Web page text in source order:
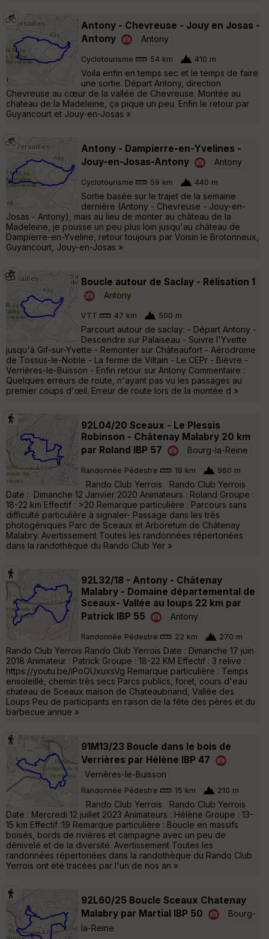
Antony - Chevreuse - Jouy en Josas -
Antony
Antony
Cyclotourisme 54 km 410 m
Voila enfin en temps sec et le temps de faire
une sortie. Départ Antony, direction
Chevreuse au cœur de la vallée de Chevreuse. Montée au
chateau de la Madeleine, ça pique un peu. Enfin le retour par
Guyancourt et Jouy-en-Josas »
Antony - Dampierre-en-Yvelines -
Jouy-en-Josas-Antony
Antony
Cyclotourisme 59 km 440 m
Sortie basée sur le trajet de la semaine
dernière (Antony - Chevreuse - Jouy-en-
Josas - Antony), mais au lieu de monter au château de la
Madeleine, je pousse un peu plus loin jusqu'au château de
Dampierre-en-Yveline, retour toujours par Voisin le Brotonneux,
Guyancourt, Jouy-en-Josas »
Boucle autour de Saclay - Rélisation 1
Antony
VTT 47 km 500 m
Parcourt autour de saclay: - Départ Antony -
Descendre sur Palaiseau - Suivre l'Yvette
jusqu'à Gif-sur-Yvette - Remonter sur Châteaufort - Aérodrome
de Tossus-le-Noble - La ferme de Viltain - Le CEPr - Bièvre -
Verrières-le-Buisson - Enfin retour sur Antony Commentaire :
Quelques erreurs de route, n'ayant pas vu les passages au
premier coups d'œil. Erreur de route lors de la montée d »
92L04/20 Sceaux - Le Plessis
Robinson - Châtenay Malabry 20 km
par Roland IBP 57
Bourg-la-Reine
Randonnée Pédestre 19 km 960 m
Rando Club Yerrois Rando Club Yerrois
Date : Dimanche 12 Janvier 2020 Animateurs : Roland Groupe :
18-22 km Effectif : >20 Remarque particulière : Parcours sans
difficulté particulière à signaler- Passage dans les très
photogéniques Parc de Sceaux et Arboretum de Châtenay
Malabry. Avertissement Toutes les randonnées répertoriées
dans la randothèque du Rando Club Yer »
92L32/18 - Antony - Châtenay
Malabry - Domaine départemental de
Sceaux- Vallée au loups 22 km par
Patrick IBP 55
Antony
Randonnée Pédestre 22 km 270 m
Rando Club Yerrois Rando Club Yerrois Date : Dimanche 17 juin
2018 Animateur : Patrick Groupe : 18-22 KM Effectif : 3 relive :
https://youtu.be/iPoOUxuxsVg Remarque particulière : Temps
ensoleillé, chemin très secs Parcs publics, foret, cours d'eau
chateau de Sceaux maison de Chateaubriand, Vallée des
Loups Peu de participants en raison de la fête des pères et du
barbecue annue »
91M13/23 Boucle dans le bois de
Verrières par Hélène IBP 47
Verrières-le-Buisson
Randonnée Pédestre 15 km 210 m
Rando Club Yerrois Rando Club Yerrois
Date : Mercredi 12 juillet 2023 Animateurs : Hélène Groupe : 13-
15 km Effectif :19 Remarque particulière : Boucle en massifs
boisés, bords de rivières et campagne avec un peu de
dénivelé et de la diversité. Avertissement Toutes les
randonnées répertoriées dans la randothèque du Rando Club
Yerrois ont été tracées par l'un de nos an »
92L60/25 Boucle Sceaux Chatenay
Malabry par Martial IBP 50
Bourg-
la-Reine